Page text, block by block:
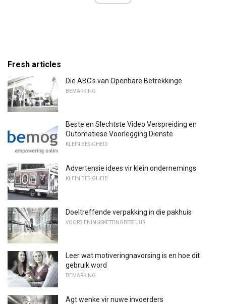
Fresh articles
Die ABC's van Openbare Betrekkinge
BEMARKING
Beste en Slechtste Video Verspreiding en
Outomatiese Voorlegging Dienste
KLEIN BESIGHEID
Advertensie idees vir klein ondernemings
KLEIN BESIGHEID
Doeltreffende verpakking in die pakhuis
VOORSIENINGSKETTINGBESTUUR
Leer wat motiveringnavorsing is en hoe dit
gebruik word
BEMARKING
Agt wenke vir nuwe invoerders